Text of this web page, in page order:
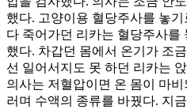
했다. 고양이용 혈당주사를 놓기
다 죽어가던 리카는 혈당주사를
했다. 차갑던 몸에서 온기가 조
선 일어서지도 못 하던 리카는
의사는 저혈압이면 온 몸이 마
러며 수액의 종류를 바꿨다. 지